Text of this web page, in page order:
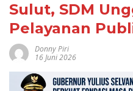
Sulut, SDM
Pelayanan
Donny Piri
16 Juni 2026